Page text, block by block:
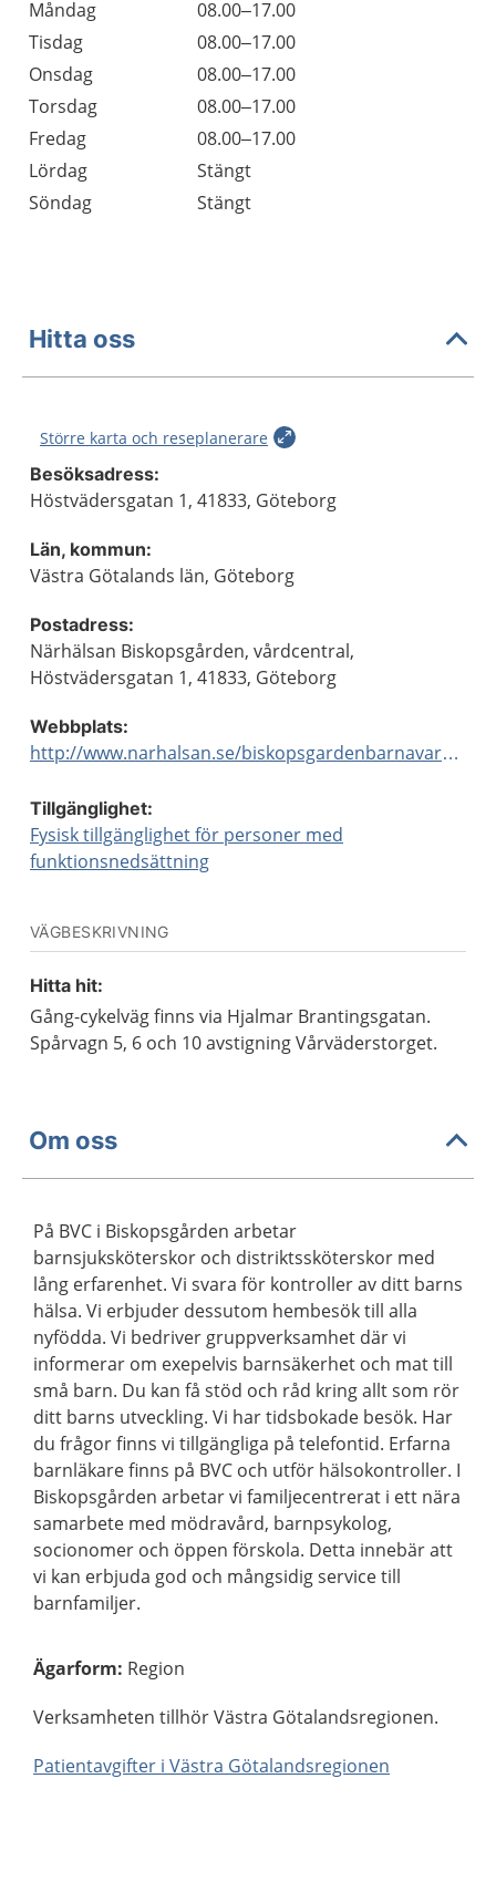
Dag
Öppettider
Kommentarer
Måndag
08.00–17.00
Tisdag
08.00–17.00
Onsdag
08.00–17.00
Torsdag
08.00–17.00
Fredag
08.00–17.00
Lördag
Stängt
Söndag
Stängt
Hitta oss
Större karta och reseplanerare
Besöksadress:
Höstvädersgatan 1, 41833, Göteborg
Län, kommun:
Västra Götalands län, Göteborg
Postadress:
Närhälsan Biskopsgården, vårdcentral,
Höstvädersgatan 1, 41833, Göteborg
Webbplats:
http://www.narhalsan.se/biskopsgardenbarnavardscentral
Tillgänglighet:
Fysisk tillgänglighet för personer med
funktionsnedsättning
VÄGBESKRIVNING
Hitta hit:
Gång-cykelväg finns via Hjalmar Brantingsgatan.
Spårvagn 5, 6 och 10 avstigning Vårväderstorget.
Om oss
På BVC i Biskopsgården arbetar
barnsjuksköterskor och distriktssköterskor med
lång erfarenhet. Vi svara för kontroller av ditt barns
hälsa. Vi erbjuder dessutom hembesök till alla
nyfödda. Vi bedriver gruppverksamhet där vi
informerar om exepelvis barnsäkerhet och mat till
små barn. Du kan få stöd och råd kring allt som rör
ditt barns utveckling. Vi har tidsbokade besök. Har
du frågor finns vi tillgängliga på telefontid. Erfarna
barnläkare finns på BVC och utför hälsokontroller. I
Biskopsgården arbetar vi familjecentrerat i ett nära
samarbete med mödravård, barnpsykolog,
socionomer och öppen förskola. Detta innebär att
vi kan erbjuda god och mångsidig service till
barnfamiljer.
Ägarform: Region
Verksamheten tillhör Västra Götalandsregionen.
Patientavgifter i Västra Götalandsregionen